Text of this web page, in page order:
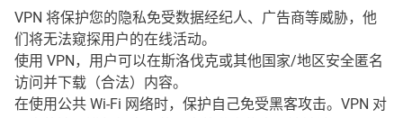
VPN 将保护您的隐私免受数据经纪人、广告商等威胁，他
们将无法窥探用户的在线活动。
使用 VPN，用户可以在斯洛伐克或其他国家/地区安全匿名
访问并下载（合法）内容。
在使用公共 Wi-Fi 网络时，保护自己免受黑客攻击。VPN 对